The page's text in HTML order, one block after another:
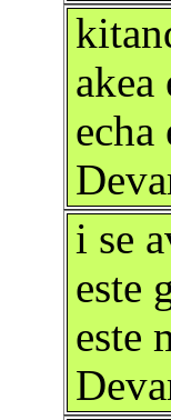
akea
i se
este
este